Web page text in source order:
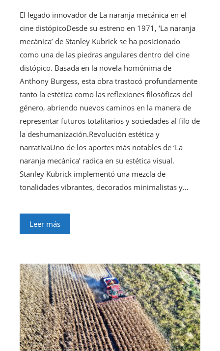
El legado innovador de La naranja mecánica en el
cine distópicoDesde su estreno en 1971, ‘La naranja
mecánica’ de Stanley Kubrick se ha posicionado
como una de las piedras angulares dentro del cine
distópico. Basada en la novela homónima de
Anthony Burgess, esta obra trastocó profundamente
tanto la estética como las reflexiones filosóficas del
género, abriendo nuevos caminos en la manera de
representar futuros totalitarios y sociedades al filo de
la deshumanización.Revolución estética y
narrativaUno de los aportes más notables de ‘La
naranja mecánica’ radica en su estética visual.
Stanley Kubrick implementó una mezcla de
tonalidades vibrantes, decorados minimalistas y…
Leer más